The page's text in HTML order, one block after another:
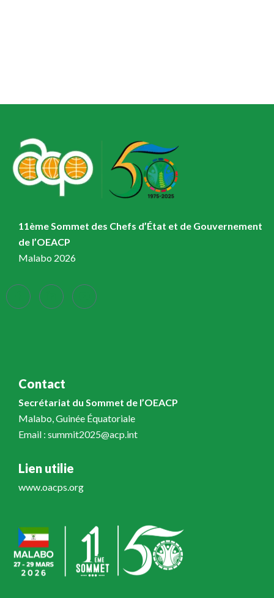
11ème Sommet des Chefs d’État et de Gouvernement
de l’OEACP
Malabo 2026
Contact
Secrétariat du Sommet de l’OEACP
Malabo, Guinée Équatoriale
Email : summit2025@acp.int
Lien utilie
www.oacps.org